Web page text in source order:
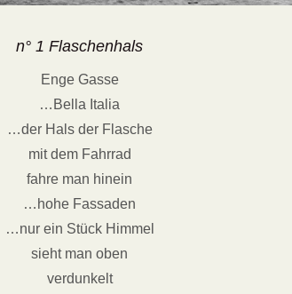
n° 1 Flaschenhals
Enge Gasse
…Bella Italia
…der Hals der Flasche
mit dem Fahrrad
fahre man hinein
…hohe Fassaden
…nur ein Stück Himmel
sieht man oben
verdunkelt